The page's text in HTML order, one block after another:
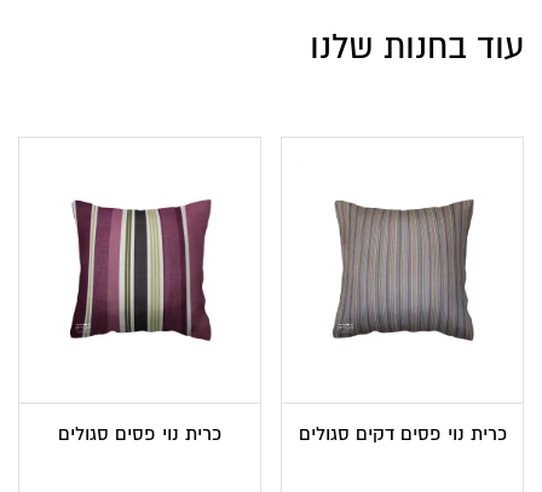
עוד בחנות שלנו
כרית נוי פסים דקים סגולים כרית נוי פסים סגולים